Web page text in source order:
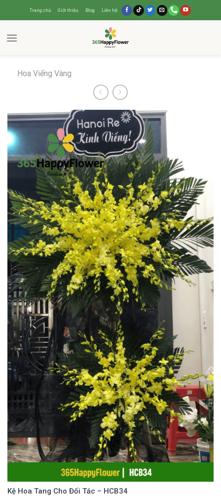
Trang chủ Giới thiệu Blog Liên hệ
Hoa Viếng Vàng
Kệ Hoa Tang Cho Đối Tác – HCB34